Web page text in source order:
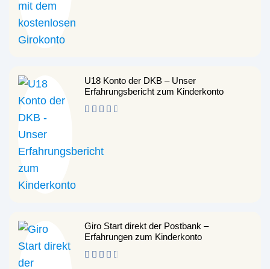
U18 Konto der DKB – Unser
Erfahrungsbericht zum Kinderkonto
Giro Start direkt der Postbank –
Erfahrungen zum Kinderkonto